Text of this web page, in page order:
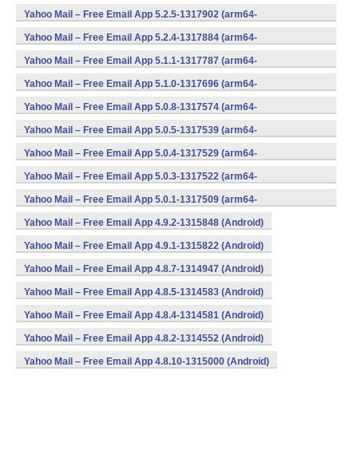
v8a,armeabi,armeabi-v7a,mips,x86,x86_64) (Android)
Yahoo Mail – Free Email App 5.2.5-1317902 (arm64-
v8a,armeabi,armeabi-v7a,mips,x86,x86_64) (Android)
Yahoo Mail – Free Email App 5.2.4-1317884 (arm64-
v8a,armeabi,armeabi-v7a,mips,x86,x86_64) (Android)
Yahoo Mail – Free Email App 5.1.1-1317787 (arm64-
v8a,armeabi,armeabi-v7a,mips,x86) (Android)
Yahoo Mail – Free Email App 5.1.0-1317696 (arm64-
v8a,armeabi,armeabi-v7a,mips,x86) (Android)
Yahoo Mail – Free Email App 5.0.8-1317574 (arm64-
v8a,armeabi,armeabi-v7a,mips,x86) (Android)
Yahoo Mail – Free Email App 5.0.5-1317539 (arm64-
v8a,armeabi,armeabi-v7a,mips,x86) (Android)
Yahoo Mail – Free Email App 5.0.4-1317529 (arm64-
v8a,armeabi,armeabi-v7a,mips,x86) (Android)
Yahoo Mail – Free Email App 5.0.3-1317522 (arm64-
v8a,armeabi,armeabi-v7a,mips,x86) (Android)
Yahoo Mail – Free Email App 5.0.1-1317509 (arm64-
v8a,armeabi,armeabi-v7a,mips,x86) (Android)
Yahoo Mail – Free Email App 4.9.2-1315848 (Android)
Yahoo Mail – Free Email App 4.9.1-1315822 (Android)
Yahoo Mail – Free Email App 4.8.7-1314947 (Android)
Yahoo Mail – Free Email App 4.8.5-1314583 (Android)
Yahoo Mail – Free Email App 4.8.4-1314581 (Android)
Yahoo Mail – Free Email App 4.8.2-1314552 (Android)
Yahoo Mail – Free Email App 4.8.10-1315000 (Android)